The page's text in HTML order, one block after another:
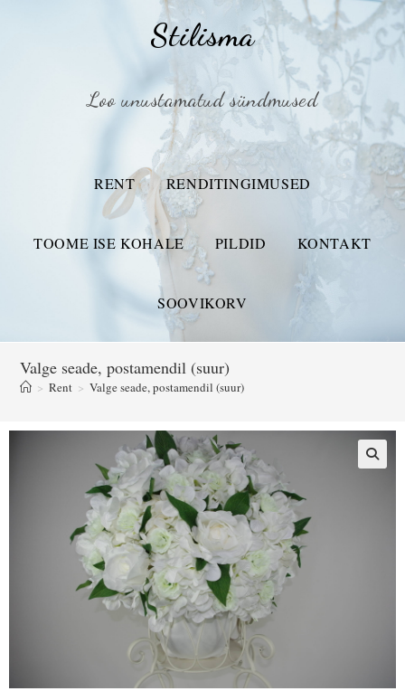
Stilisma
Loo unustamatud sündmused
RENT RENDITINGIMUSED
TOOME ISE KOHALE PILDID KONTAKT
SOOVIKORV
Valge seade, postamendil (suur)
> Rent > Valge seade, postamendil (suur)